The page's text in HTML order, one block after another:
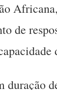
de
duração